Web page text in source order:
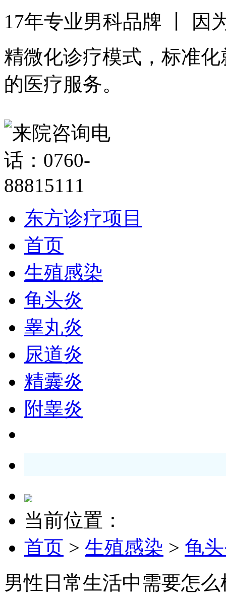
17年专业男科品牌 丨 因
精微化诊疗模式，标准
的医疗服务。
东方诊疗项目
首页
生殖感染
龟头炎
睾丸炎
尿道炎
精囊炎
附睾炎
当前位置：
首页 > 生殖感染 > 龟
男性日常生活中需要怎